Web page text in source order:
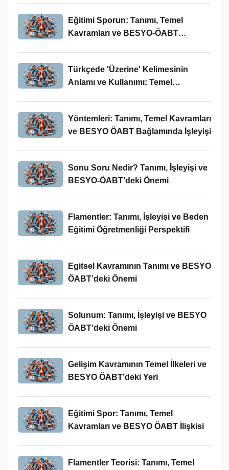
Eğitimi Sporun: Tanımı, Temel
Kavramları ve BESYO-ÖABT
Türkçede 'Üzerine' Kelimesinin
Anlamı ve Kullanımı: Temel
Yöntemleri: Tanımı, Temel Kavramları
ve BESYO ÖABT Bağlamında İşleyişi
Sonu Soru Nedir? Tanımı, İşleyişi ve
BESYO-ÖABT’deki Önemi
Flamentler: Tanımı, İşleyişi ve Beden
Eğitimi Öğretmenliği Perspektifi
Egitsel Kavramının Tanımı ve BESYO
ÖABT’deki Önemi
Solunum: Tanımı, İşleyişi ve BESYO
ÖABT’deki Önemi
Gelişim Kavramının Temel İlkeleri ve
BESYO ÖABT’deki Yeri
Eğitimi Spor: Tanımı, Temel
Kavramları ve BESYO ÖABT İlişkisi
Flamentler Teorisi: Tanımı, Temel